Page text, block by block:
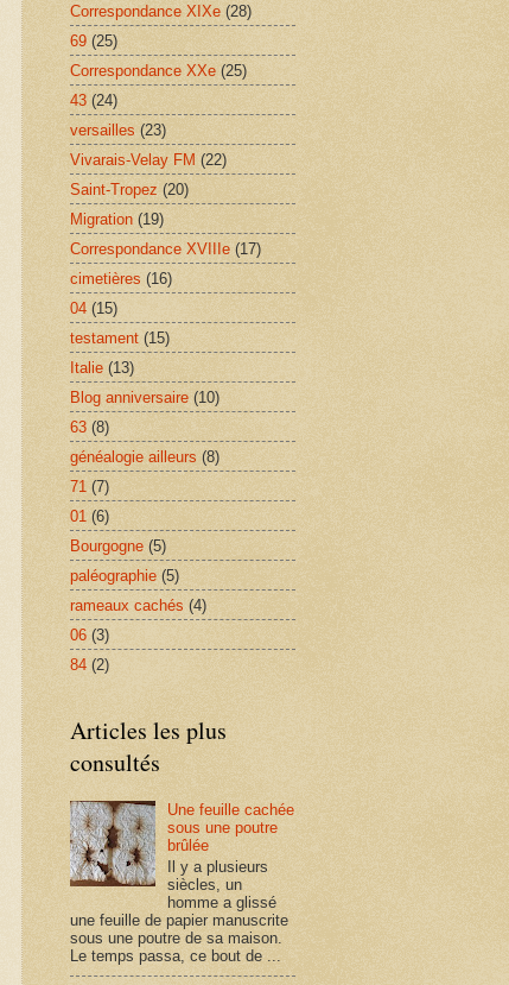
Correspondance XIXe (28)
69 (25)
Correspondance XXe (25)
43 (24)
versailles (23)
Vivarais-Velay FM (22)
Saint-Tropez (20)
Migration (19)
Correspondance XVIIIe (17)
cimetières (16)
04 (15)
testament (15)
Italie (13)
Blog anniversaire (10)
63 (8)
généalogie ailleurs (8)
71 (7)
01 (6)
Bourgogne (5)
paléographie (5)
rameaux cachés (4)
06 (3)
84 (2)
Articles les plus
consultés
Une feuille cachée
sous une poutre
brûlée
Il y a plusieurs
siècles, un
homme a glissé
une feuille de papier manuscrite
sous une poutre de sa maison.
Le temps passa, ce bout de ...